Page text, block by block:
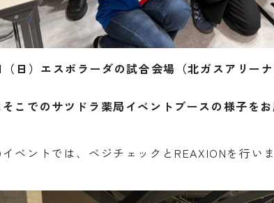
（日）エスポラーダの試合会場（北ガスアリー
こでのサツドラ薬局イベントブースの様子を
ベントでは、ベジチェックとREAXIONを行い